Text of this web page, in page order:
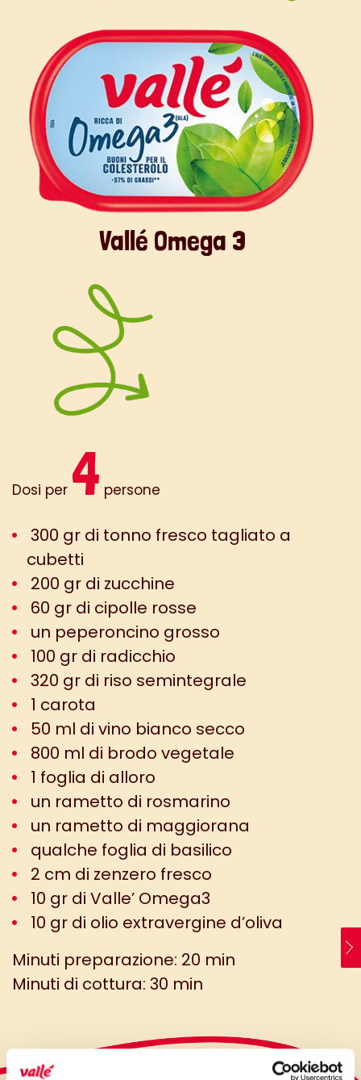
Dosi per 4 persone
300 gr di tonno fresco tagliato a
cubetti
200 gr di zucchine
60 gr di cipolle rosse
un peperoncino grosso
100 gr di radicchio
320 gr di riso semintegrale
1 carota
50 ml di vino bianco secco
800 ml di brodo vegetale
1 foglia di alloro
un rametto di rosmarino
un rametto di maggiorana
qualche foglia di basilico
2 cm di zenzero fresco
10 gr di Valle’ Omega3
10 gr di olio extravergine d’oliva
Minuti preparazione: 20 min
Minuti di cottura: 30 min
Vallé Omega 3